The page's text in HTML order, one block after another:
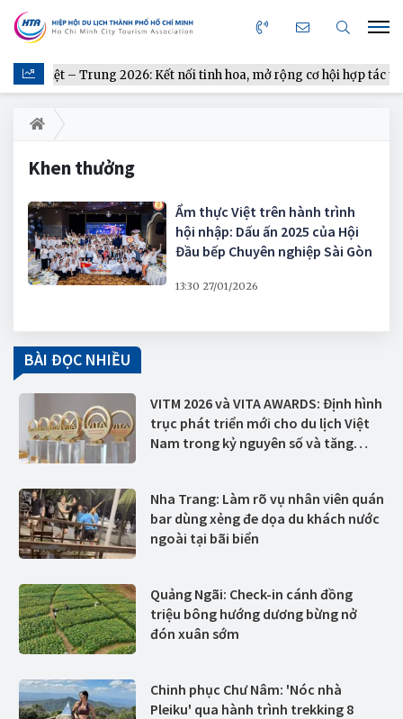
thực Việt – Trung 2026: Kết nối tinh hoa, mở rộng cơ hội hợp tác từ
Khen thưởng
Ẩm thực Việt trên hành trình
hội nhập: Dấu ấn 2025 của Hội
Đầu bếp Chuyên nghiệp Sài Gòn
13:30 27/01/2026
BÀI ĐỌC NHIỀU
VITM 2026 và VITA AWARDS: Định hình
trục phát triển mới cho du lịch Việt
Nam trong kỷ nguyên số và tăng
Nha Trang: Làm rõ vụ nhân viên quán
bar dùng xẻng đe dọa du khách nước
ngoài tại bãi biển
Quảng Ngãi: Check-in cánh đồng
triệu bông hướng dương bừng nở
đón xuân sớm
Chinh phục Chư Nâm: 'Nóc nhà
Pleiku' qua hành trình trekking 8